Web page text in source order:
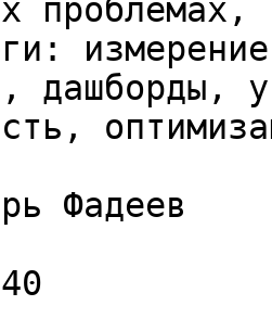
проблемах,
дашборды,
Фадеев